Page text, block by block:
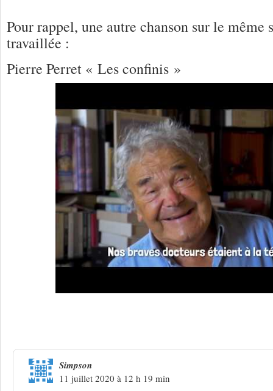
Pour rappel, une autre chanson sur le même
travaillée :
Pierre Perret « Les confinis »
Simpson
11 juillet 2020 à 12 h 19 min